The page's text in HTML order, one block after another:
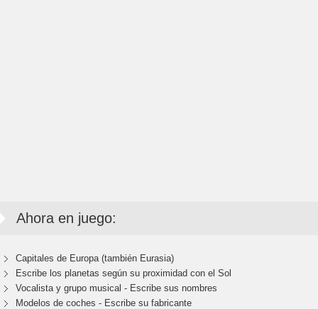
Ahora en juego:
Capitales de Europa (también Eurasia)
Escribe los planetas según su proximidad con el Sol
Vocalista y grupo musical - Escribe sus nombres
Modelos de coches - Escribe su fabricante